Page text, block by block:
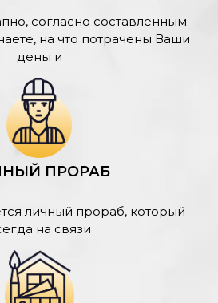
согласно составленным
на что потрачены Ваши
деньги
ПРОРАБ
личный прораб, который
на связи